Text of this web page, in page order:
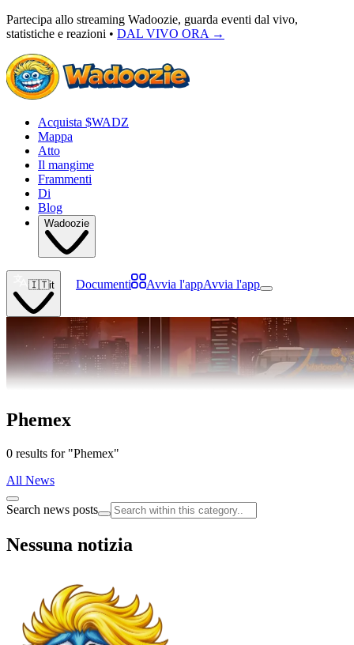
Partecipa allo streaming Wadoozie, guarda eventi dal vivo,
statistiche e reazioni • DAL VIVO ORA →
Acquista $WADZ
Mappa
Atto
Il mangime
Frammenti
Di
Blog
Wadoozie
🇮🇹it Documenti Avvia l'appAvvia l'app
Phemex
0 results for "Phemex"
All News
Search news posts
Nessuna notizia